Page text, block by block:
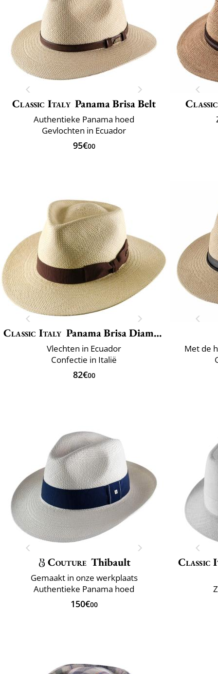
Classic Italy Panama Brisa Belt
Authentieke Panama hoed
Gevlochten in Ecuador
95€00
Classic Italy Panama Brisa Diamond
Vlechten in Ecuador
Confectie in Italië
82€00
Met de
Couture Thibault
Gemaakt in onze werkplaats
Authentieke Panama hoed
150€00
Classic